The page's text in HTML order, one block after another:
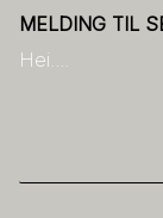
MELDING TIL